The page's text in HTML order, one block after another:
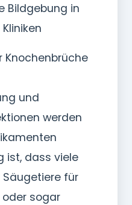
Bildgebung in
Knochenbrüche
und
werden
ist, dass viele
für
sogar